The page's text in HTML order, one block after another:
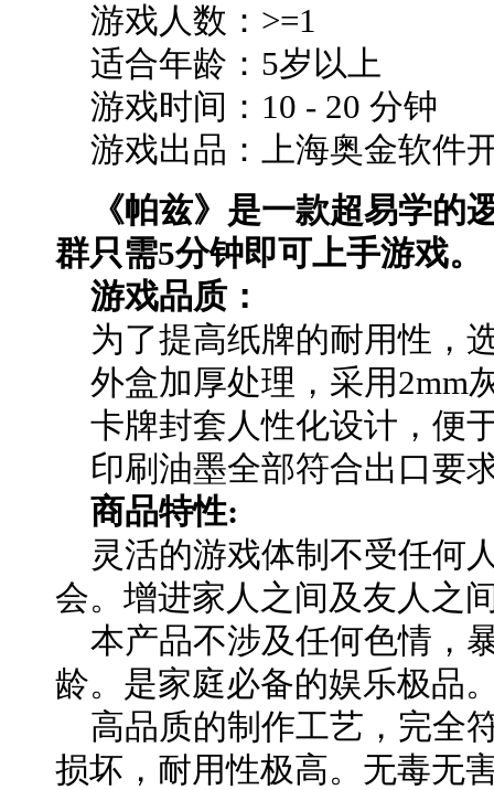
游戏人数：>=1
适合年龄：5岁以上
游戏时间：10 - 20 分钟
游戏出品：上海奥金软件
《帕兹》是一款超易学的
群只需5分钟即可上手游戏。
游戏品质：
为了提高纸牌的耐用性，
外盒加厚处理，采用2mm
卡牌封套人性化设计，便
印刷油墨全部符合出口要
商品特性:
灵活的游戏体制不受任何
会。增进家人之间及友人之
本产品不涉及任何色情，
龄。是家庭必备的娱乐极品
高品质的制作工艺，完全
损坏，耐用性极高。无毒无